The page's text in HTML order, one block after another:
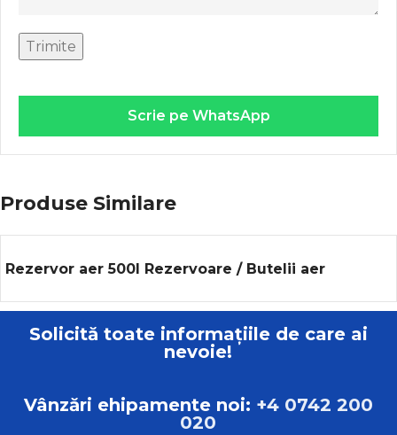
Scrie pe WhatsApp
Produse Similare
Rezervor aer 500l Rezervoare / Butelii aer
Solicită toate informațiile de care ai
nevoie!
Vânzări ehipamente noi: +4 0742 200
020